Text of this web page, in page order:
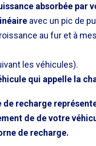
absorbée par
avec un pic de
au fur et à
les véhicules).
qui appelle la
de recharge
de de votre
de recharge.